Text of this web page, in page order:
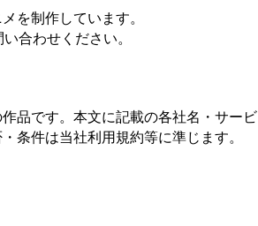
を制作しています。
合わせください。
品です。本文に記載の各社名・サービ
条件は当社利用規約等に準じます。